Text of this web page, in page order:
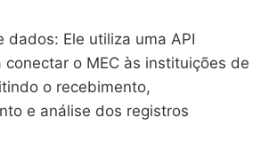
dados: Ele utiliza uma API
conectar o MEC às instituições de
o recebimento,
e análise dos registros